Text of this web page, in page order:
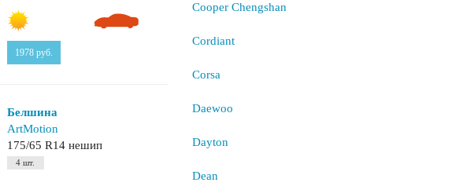
1978 руб.
Белшина
ArtMotion
175/65 R14 нешип
4 шт.
Cooper Chengshan
Cordiant
Corsa
Daewoo
Dayton
Dean